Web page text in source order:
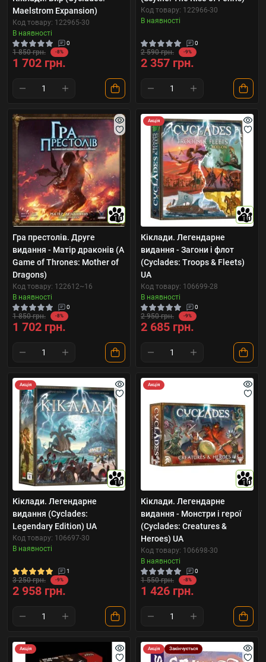
Maelstrom Expansion)
Код товару: 122965-30
В наявності
0
1 850 грн. -8%
1 702 грн.
Код товару: 122966-30
В наявності
0
2 590 грн. -9%
2 357 грн.
10
Гра престолів. Друге
видання - Матір драконів (A
Game of Thrones: Mother of
Dragons)
Код товару: 122612~16
В наявності
0
1 850 грн. -8%
1 702 грн.
Акція
10
Кіклади. Легендарне
видання - Загони і флот
(Cyclades: Troops & Fleets)
UA
Код товару: 106699-28
В наявності
0
2 950 грн. -9%
2 685 грн.
Акція
10
Кіклади. Легендарне
видання (Cyclades:
Legendary Edition) UA
Код товару: 106697-30
В наявності
1
3 250 грн. -9%
2 958 грн.
Акція
10
Кіклади. Легендарне
видання - Монстри і герої
(Cyclades: Creatures &
Heroes) UA
Код товару: 106698-30
В наявності
0
1 550 грн. -8%
1 426 грн.
Акція Акція Закінчується